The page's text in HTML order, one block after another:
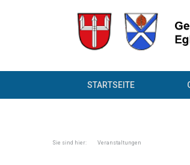
STARTSEITE
Sie sind hier: Veranstaltungen